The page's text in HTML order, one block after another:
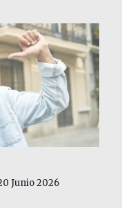
Junio 2026